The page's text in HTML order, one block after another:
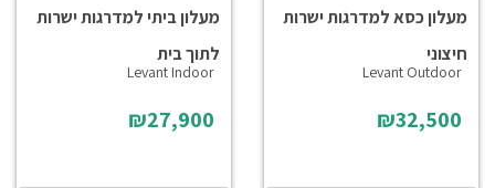
מעלון כסא למדרגות ישרות
חיצוני
Levant Outdoor
₪32,500
מעלון ביתי למדרגות ישרות
לתוך בית
Levant Indoor
₪27,900